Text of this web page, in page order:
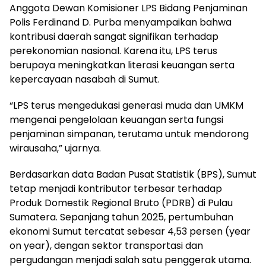
Anggota Dewan Komisioner LPS Bidang Penjaminan
Polis Ferdinand D. Purba menyampaikan bahwa
kontribusi daerah sangat signifikan terhadap
perekonomian nasional. Karena itu, LPS terus
berupaya meningkatkan literasi keuangan serta
kepercayaan nasabah di Sumut.
“LPS terus mengedukasi generasi muda dan UMKM
mengenai pengelolaan keuangan serta fungsi
penjaminan simpanan, terutama untuk mendorong
wirausaha,” ujarnya.
Berdasarkan data Badan Pusat Statistik (BPS), Sumut
tetap menjadi kontributor terbesar terhadap
Produk Domestik Regional Bruto (PDRB) di Pulau
Sumatera. Sepanjang tahun 2025, pertumbuhan
ekonomi Sumut tercatat sebesar 4,53 persen (year
on year), dengan sektor transportasi dan
pergudangan menjadi salah satu penggerak utama.